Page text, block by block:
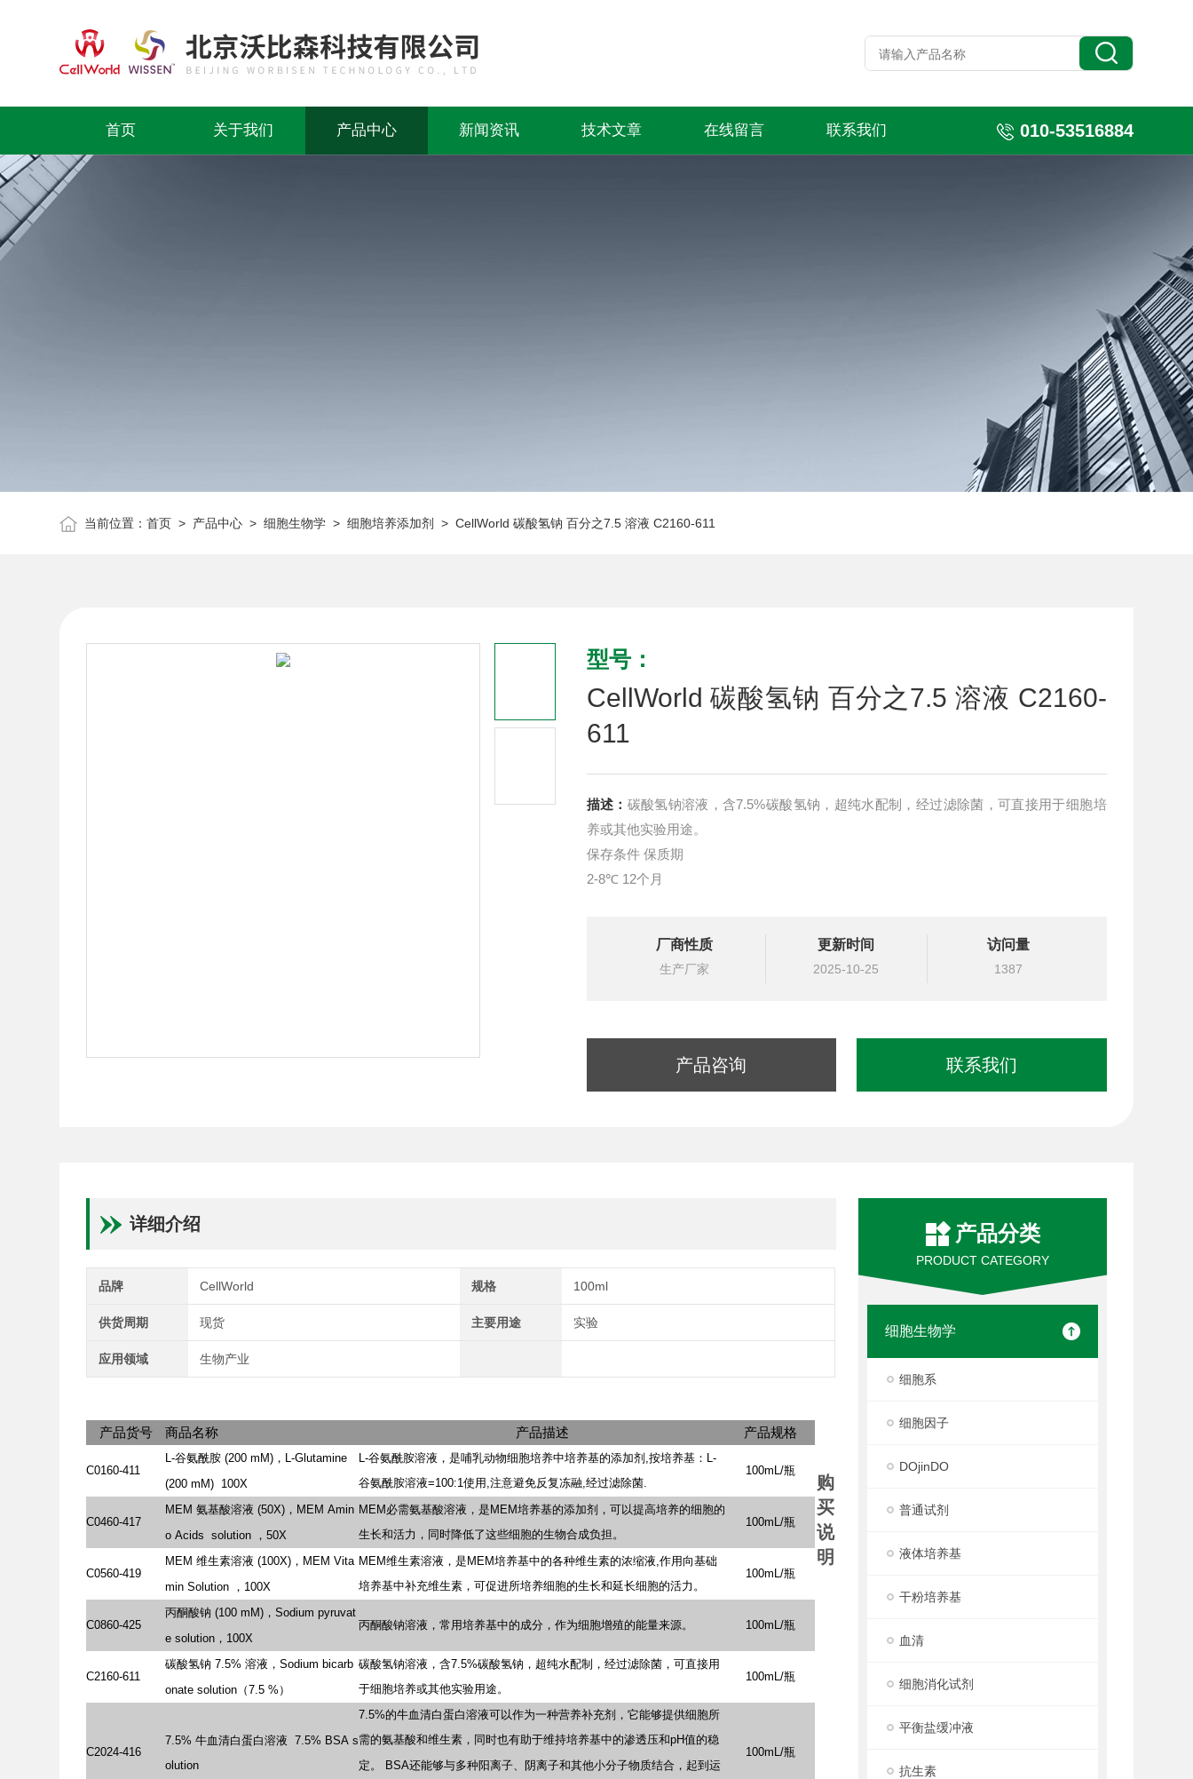
首页 关于我们 产品中心 新闻资讯 技术文章 在线留言 联系我们 010-53516884
当前位置：首页 > 产品中心 >细胞生物学 >细胞培养添加剂 > CellWorld 碳酸氢钠 百分之7.5 溶液 C2160-611
型号：
CellWorld 碳酸氢钠 百分之7.5 溶液 C2160-
611
描述： 碳酸氢钠溶液，含7.5%碳酸氢钠，超纯水配制，经过滤除菌，可直接用于细胞培
养或其他实验用途。
保存条件 保质期
2-8℃ 12个月
厂商性质
生产厂家
更新时间
2025-10-25
访问量
1387
产品咨询 联系我们
产品分类
PRODUCT CATEGORY
细胞生物学
细胞系
细胞因子
DOjinDO
普通试剂
液体培养基
干粉培养基
血清
细胞消化试剂
平衡盐缓冲液
抗生素
详细介绍
品牌 CellWorld 规格 100ml
供货周期 现货 主要用途 实验
应用领域 生物产业
产品货号 商品名称 产品描述 产品规格
C0160-411
L-谷氨酰胺 (200 mM)，L-Glutamine
(200 mM) 100X
L-谷氨酰胺溶液，是哺乳动物细胞培养中培养基的添加剂,按培养基：L-
谷氨酰胺溶液=100:1使用,注意避免反复冻融,经过滤除菌.
100mL/瓶
C0460-417
MEM 氨基酸溶液 (50X)，MEM Amin
o Acids solution ，50X
MEM必需氨基酸溶液，是MEM培养基的添加剂，可以提高培养的细胞的
生长和活力，同时降低了这些细胞的生物合成负担。
100mL/瓶
C0560-419
MEM 维生素溶液 (100X)，MEM Vita
min Solution ，100X
MEM维生素溶液，是MEM培养基中的各种维生素的浓缩液,作用向基础
培养基中补充维生素，可促进所培养细胞的生长和延长细胞的活力。
100mL/瓶
C0860-425
丙酮酸钠 (100 mM)，Sodium pyruvat
e solution，100X
丙酮酸钠溶液，常用培养基中的成分，作为细胞增殖的能量来源。 100mL/瓶
C2160-611
碳酸氢钠 7.5% 溶液，Sodium bicarb
onate solution（7.5 %）
碳酸氢钠溶液，含7.5%碳酸氢钠，超纯水配制，经过滤除菌，可直接用
于细胞培养或其他实验用途。
100mL/瓶
C2024-416
7.5% 牛血清白蛋白溶液 7.5% BSA s
olution
7.5%的牛血清白蛋白溶液可以作为一种营养补充剂，它能够提供细胞所
需的氨基酸和维生素，同时也有助于维持培养基中的渗透压和pH值的稳
定。
BSA还能够与多种阳离子、阴离子和其他小分子物质结合，起到运
100mL/瓶
购
买
说
明